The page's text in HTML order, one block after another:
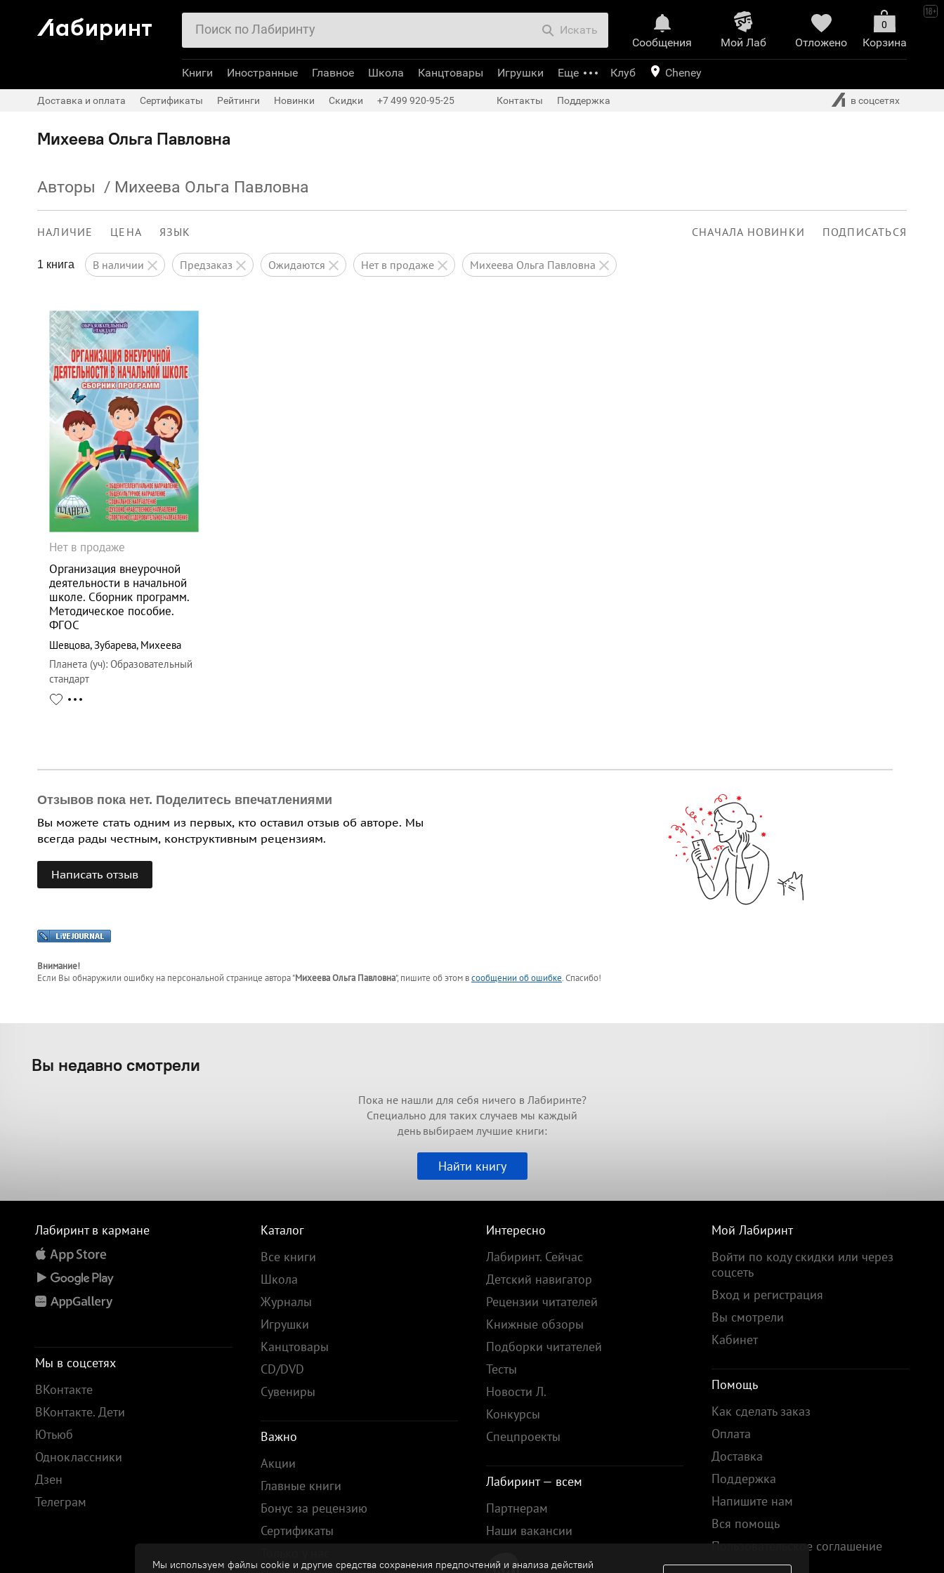
Михеева Ольга Павловна
Авторы / Михеева Ольга Павловна
НАЛИЧИЕ ЦЕНА ЯЗЫК СНАЧАЛА НОВИНКИ ПОДПИСАТЬСЯ
1 книга в наличии предзаказ ожидаются нет в продаже Михеева Ольга Павловна
Нет в продаже
Организация внеурочной
деятельности в начальной
школе. Сборник программ.
Методическое пособие.
ФГОС
Шевцова,Зубарева, Михеева
Планета (уч): Образовательный
стандарт
Отзывов пока нет. Поделитесь впечатлениями
Вы можете стать одним из первых, кто оставил отзыв об авторе. Мы
всегда рады честным, конструктивным рецензиям.
Написать отзыв
Внимание!
Если Вы обнаружили ошибку на персональной странице автора "Михеева Ольга Павловна", пишите об этом всообщении об ошибке. Спасибо!
Сообщения
Mой Лаб​
иринт
Отложено
0
Корзина
Искать
Книги Иностранные Главное Школа Канцтовары Игрушки Еще Клуб Cheney
Доставка и оплата Сертификаты Рейтинги Новинки Скидки +7 499 920-95-25 Контакты Поддержка в соцсетях
Мы используем файлы cookie и другие средства сохранения предпочтений и анализа действий
Вы недавно смотрели
Пока не нашли для себя ничего в Лабиринте?
Специально для таких случаев мы каждый
день выбираем лучшие книги:
Найти книгу
Лабиринт в кармане
Мы в соцсетях
ВКонтакте
ВКонтакте. Дети
Ютьюб
Одноклассники
Дзен
Телеграм
Каталог
Все книги
Школа
Журналы
Игрушки
Канцтовары
CD/DVD
Сувениры
Важно
Акции
Главные книги
Бонус за рецензию
Сертификаты
Интересно
Лабиринт. Сейчас
Детский навигатор
Рецензии читателей
Книжные обзоры
Подборки читателей
Тесты
Новости Л.
Конкурсы
Спецпроекты
Лабиринт — всем
Партнерам
Наши вакансии
Мой Лабиринт
Войти по коду скидки или через
соцсеть
Вход и регистрация
Вы смотрели
Кабинет
Помощь
Как сделать заказ
Оплата
Доставка
Поддержка
Напишите нам
Вся помощь
Пользовательское соглашение